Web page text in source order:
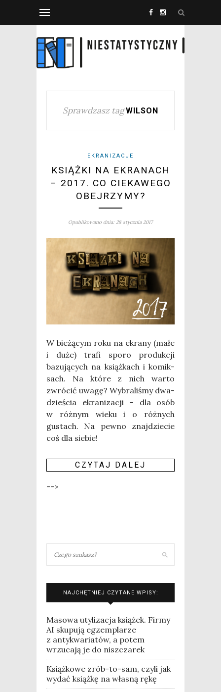
Sprawdzasz tag WILSON
EKRANIZACJE
KSIĄŻKI NA EKRANACH
– 2017. CO CIEKAWEGO
OBEJRZYMY?
Opublikowano dnia: 28 stycznia 2017
W bie­żą­cym roku na ekra­ny (małe
i duże) tra­fi spo­ro pro­duk­cji
bazu­ją­cych na książ­kach i komik­
sach. Na któ­re z nich war­to
zwró­cić uwa­gę? Wybra­li­śmy dwa­
dzie­ścia ekra­ni­za­cji – dla osób
w róż­nym wie­ku i o róż­nych
gustach. Na pew­no znaj­dzie­cie
coś dla siebie!
CZY­TAJ DALEJ
-->
NAJCHĘTNIEJ CZYTANE WPISY:
Masowa utylizacja książek. Firmy
AI skupują egzemplarze
z antykwariatów, a potem
wrzucają je do niszczarek
Książkowe zrób-to-sam, czyli jak
wydać książkę na własną rękę